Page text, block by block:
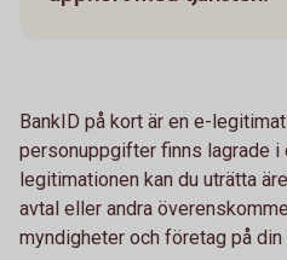
BankID på kort är en e-
personuppgifter finns lagrade i
legitimationen kan du uträtta
avtal eller andra
myndigheter och företag på din